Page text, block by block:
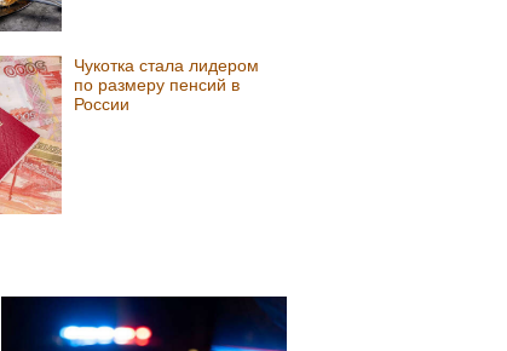
Чукотка стала лидером
по размеру пенсий в
России